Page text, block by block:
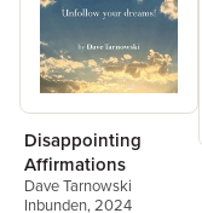
Disappointing
Affirmations
Dave Tarnowski
Inbunden, 2024